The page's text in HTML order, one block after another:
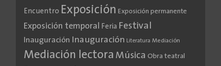
Encuentro Exposición Exposición permanente
Exposición temporal Feria Festival
Inauguración Inauguración Literatura Mediación
Mediación lectora Música Obra teatral